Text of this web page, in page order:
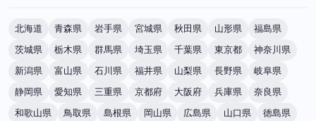
北海道 青森県 岩手県 宮城県 秋田県 山形県
福島県
茨城県
栃木県 群馬県 埼玉県 千葉県 東京都
神奈川県
新潟県
富山県 石川県 福井県 山梨県 長野県
岐阜県
静岡県
愛知県 三重県 京都府 大阪府 兵庫県
奈良県
和歌山県
鳥取県 島根県 岡山県 広島県 山口県
徳島県